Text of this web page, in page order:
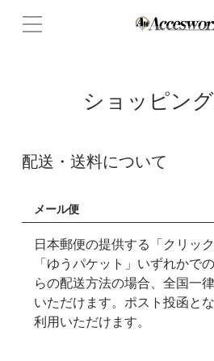
ショッピン
配送・送料について
メール便
日本郵便の提供する「クリッ
「ゆうパケット」いずれかで
らの配送方法の場合、全国一
いただけます。ポスト投函と
利用いただけます。